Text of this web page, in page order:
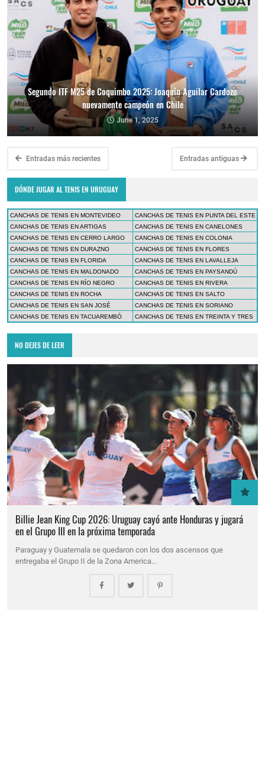
Segundo ITF M25 de Coquimbo 2025: Joaquín Aguilar Cardozo
nuevamente campeón en Chile
June 1, 2025
Entradas más recientes Entradas antiguas
DÓNDE JUGAR AL TENIS EN URUGUAY
CANCHAS DE TENIS EN MONTEVIDEO
CANCHAS DE TENIS EN PUNTA DEL ESTE
CANCHAS DE TENIS EN ARTIGAS
CANCHAS DE TENIS EN CANELONES
CANCHAS DE TENIS EN CERRO LARGO
CANCHAS DE TENIS EN COLONIA
CANCHAS DE TENIS EN DURAZNO
CANCHAS DE TENIS EN FLORES
CANCHAS DE TENIS EN FLORIDA
CANCHAS DE TENIS EN LAVALLEJA
CANCHAS DE TENIS EN MALDONADO
CANCHAS DE TENIS EN PAYSANDÚ
CANCHAS DE TENIS EN RÍO NEGRO
CANCHAS DE TENIS EN RIVERA
CANCHAS DE TENIS EN ROCHA
CANCHAS DE TENIS EN SALTO
CANCHAS DE TENIS EN SAN JOSÉ
CANCHAS DE TENIS EN SORIANO
CANCHAS DE TENIS EN TACUAREMBÓ
CANCHAS DE TENIS EN TREINTA Y TRES
NO DEJES DE LEER
Billie Jean King Cup 2026: Uruguay cayó ante Honduras y jugará
en el Grupo III en la próxima temporada
Paraguay y Guatemala se quedaron con los dos ascensos que
entregaba el Grupo II de la Zona America…